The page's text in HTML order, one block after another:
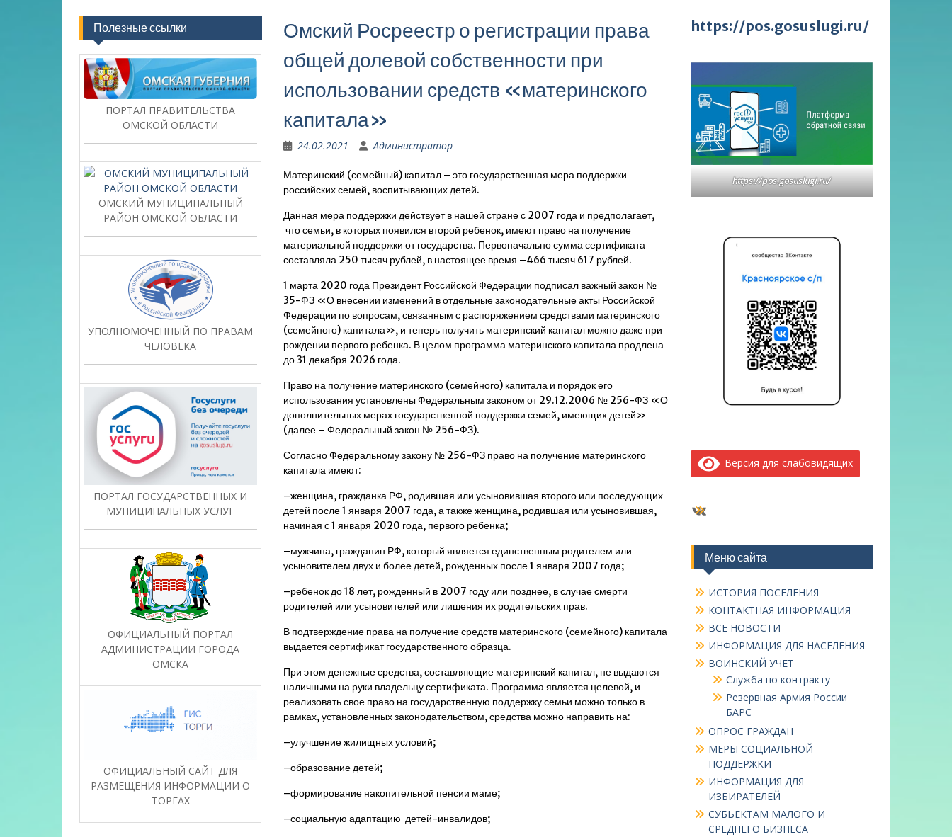
Омский Росреестр о регистрации права
общей долевой собственности при
использовании средств «материнского
капитала»
24.02.2021 Администратор
Материнский (семейный) капитал – это государственная мера поддержки
российских семей, воспитывающих детей.
Данная мера поддержки действует в нашей стране с 2007 года и предполагает,
что семьи, в которых появился второй ребенок, имеют право на получение
материальной поддержки от государства. Первоначально сумма сертификата
составляла 250 тысяч рублей, в настоящее время –466 тысяч 617 рублей.
1 марта 2020 года Президент Российской Федерации подписал важный закон №
35-ФЗ «О внесении изменений в отдельные законодательные акты Российской
Федерации по вопросам, связанным с распоряжением средствами материнского
(семейного) капитала», и теперь получить материнский капитал можно даже при
рождении первого ребенка. В целом программа материнского капитала продлена
до 31 декабря 2026 года.
Право на получение материнского (семейного) капитала и порядок его
использования установлены Федеральным законом от 29.12.2006 № 256-ФЗ «О
дополнительных мерах государственной поддержки семей, имеющих детей»
(далее – Федеральный закон № 256-ФЗ).
Согласно Федеральному закону № 256-ФЗ право на получение материнского
капитала имеют:
–женщина, гражданка РФ, родившая или усыновившая второго или последующих
детей после 1 января 2007 года, а также женщина, родившая или усыновившая,
начиная с 1 января 2020 года, первого ребенка;
–мужчина, гражданин РФ, который является единственным родителем или
усыновителем двух и более детей, рожденных после 1 января 2007 года;
–ребенок до 18 лет, рожденный в 2007 году или позднее, в случае смерти
родителей или усыновителей или лишения их родительских прав.
В подтверждение права на получение средств материнского (семейного) капитала
выдается сертификат государственного образца.
При этом денежные средства, составляющие материнский капитал, не выдаются
наличными на руки владельцу сертификата. Программа является целевой, и
реализовать свое право на государственную поддержку семьи можно только в
рамках, установленных законодательством, средства можно направить на:
–улучшение жилищных условий;
–образование детей;
–формирование накопительной пенсии маме;
–социальную адаптацию детей-инвалидов;
https://pos.gosuslugi.ru/
https://pos.gosuslugi.ru/
Версия для слабовидящих
ВКонтакте
Меню сайта
ИСТОРИЯ ПОСЕЛЕНИЯ
КОНТАКТНАЯ ИНФОРМАЦИЯ
ВСЕ НОВОСТИ
ИНФОРМАЦИЯ ДЛЯ НАСЕЛЕНИЯ
ВОИНСКИЙ УЧЕТ
Служба по контракту
Резервная Армия России
БАРС
ОПРОС ГРАЖДАН
МЕРЫ СОЦИАЛЬНОЙ
ПОДДЕРЖКИ
ИНФОРМАЦИЯ ДЛЯ
ИЗБИРАТЕЛЕЙ
СУБЬЕКТАМ МАЛОГО И
СРЕДНЕГО БИЗНЕСА
Полезные ссылки
ПОРТАЛ ПРАВИТЕЛЬСТВА
ОМСКОЙ ОБЛАСТИ
ОМСКИЙ МУНИЦИПАЛЬНЫЙ
РАЙОН ОМСКОЙ ОБЛАСТИ
УПОЛНОМОЧЕННЫЙ ПО ПРАВАМ
ЧЕЛОВЕКА
ПОРТАЛ ГОСУДАРСТВЕННЫХ И
МУНИЦИПАЛЬНЫХ УСЛУГ
ОФИЦИАЛЬНЫЙ ПОРТАЛ
АДМИНИСТРАЦИИ ГОРОДА
ОМСКА
ОФИЦИАЛЬНЫЙ САЙТ ДЛЯ
РАЗМЕЩЕНИЯ ИНФОРМАЦИИ О
ТОРГАХ